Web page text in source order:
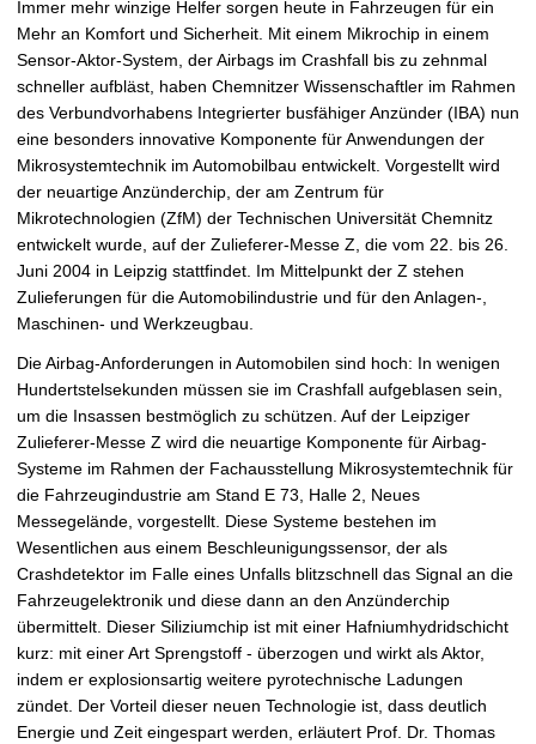
Immer mehr winzige Helfer sorgen heute in Fahrzeugen für ein
Mehr an Komfort und Sicherheit. Mit einem Mikrochip in einem
Sensor-Aktor-System, der Airbags im Crashfall bis zu zehnmal
schneller aufbläst, haben Chemnitzer Wissenschaftler im Rahmen
des Verbundvorhabens Integrierter busfähiger Anzünder (IBA) nun
eine besonders innovative Komponente für Anwendungen der
Mikrosystemtechnik im Automobilbau entwickelt. Vorgestellt wird
der neuartige Anzünderchip, der am Zentrum für
Mikrotechnologien (ZfM) der Technischen Universität Chemnitz
entwickelt wurde, auf der Zulieferer-Messe Z, die vom 22. bis 26.
Juni 2004 in Leipzig stattfindet. Im Mittelpunkt der Z stehen
Zulieferungen für die Automobilindustrie und für den Anlagen-,
Maschinen- und Werkzeugbau.
Die Airbag-Anforderungen in Automobilen sind hoch: In wenigen
Hundertstelsekunden müssen sie im Crashfall aufgeblasen sein,
um die Insassen bestmöglich zu schützen. Auf der Leipziger
Zulieferer-Messe Z wird die neuartige Komponente für Airbag-
Systeme im Rahmen der Fachausstellung Mikrosystemtechnik für
die Fahrzeugindustrie am Stand E 73, Halle 2, Neues
Messegelände, vorgestellt. Diese Systeme bestehen im
Wesentlichen aus einem Beschleunigungssensor, der als
Crashdetektor im Falle eines Unfalls blitzschnell das Signal an die
Fahrzeugelektronik und diese dann an den Anzünderchip
übermittelt. Dieser Siliziumchip ist mit einer Hafniumhydridschicht 
kurz: mit einer Art Sprengstoff - überzogen und wirkt als Aktor,
indem er explosionsartig weitere pyrotechnische Ladungen
zündet. Der Vorteil dieser neuen Technologie ist, dass deutlich
Energie und Zeit eingespart werden, erläutert Prof. Dr. Thomas